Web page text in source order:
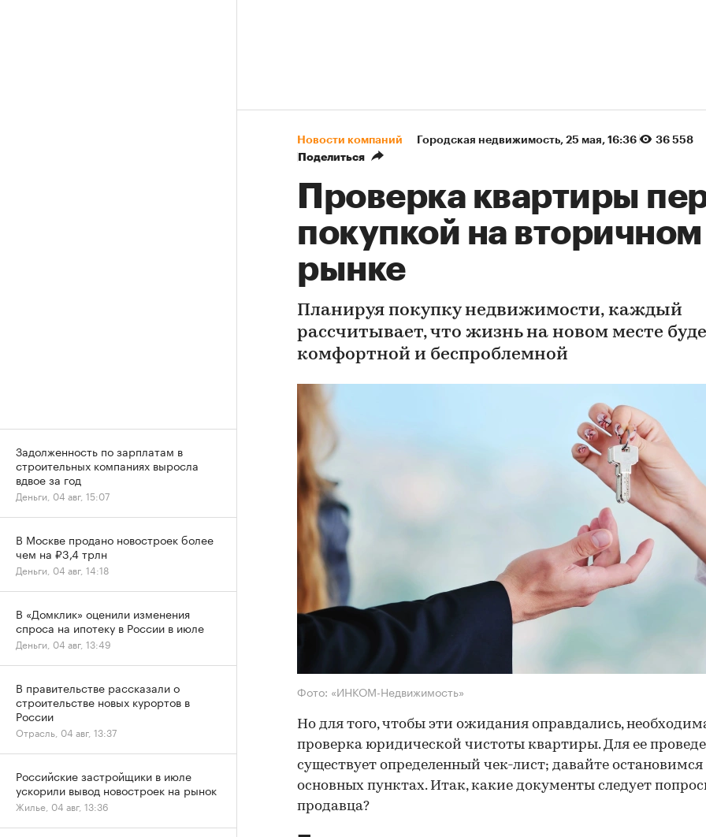
Новости компаний Городская недвижимость⁠, 25 мая, 16:36
36 558
Поделиться
Проверка квартиры
покупкой на вторичном
рынке
Планируя покупку недвижимости, каждый
рассчитывает, что жизнь на новом месте
комфортной и беспроблемной
Фото: «ИНКОМ-Недвижимость»
Но для того, чтобы эти ожидания оправдались,
проверка юридической чистоты квартиры. Для ее
существует определенный чек-лист; давайте остановимся
основных пунктах. Итак, какие документы следует
продавца?
Задолженность по зарплатам в
строительных компаниях выросла
вдвое за год
Деньги, 04 авг, 15:07
В Москве продано новостроек более
чем на ₽3,4 трлн
Деньги, 04 авг, 14:18
В «Домклик» оценили изменения
спроса на ипотеку в России в июле
Деньги, 04 авг, 13:49
В правительстве рассказали о
строительстве новых курортов в
России
Отрасль, 04 авг, 13:37
Российские застройщики в июле
ускорили вывод новостроек на рынок
Жилье, 04 авг, 13:36